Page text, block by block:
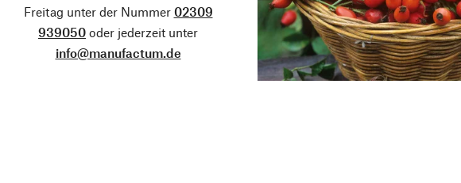
Freitag unter der Nummer 02309
939050 oder jederzeit unter
info@manufactum.de